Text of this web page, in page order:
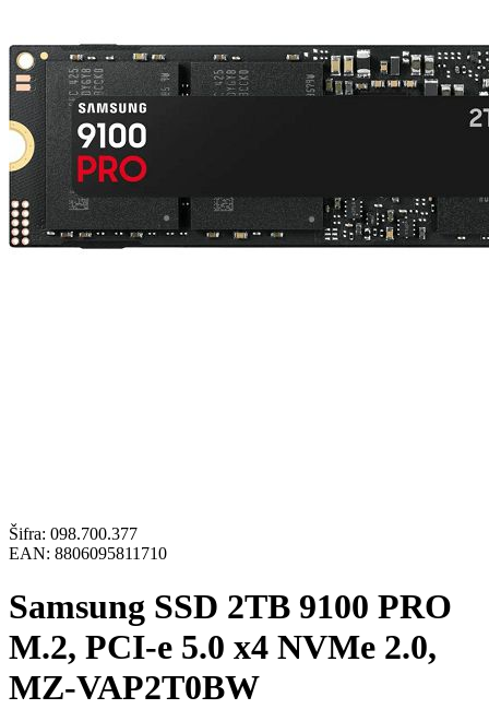
Šifra: 098.700.377
EAN: 8806095811710
Samsung SSD 2TB 9100 PRO
M.2, PCI-e 5.0 x4 NVMe 2.0,
MZ-VAP2T0BW